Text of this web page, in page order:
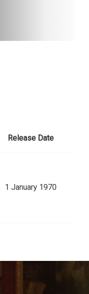
Release Date
1 January 1970